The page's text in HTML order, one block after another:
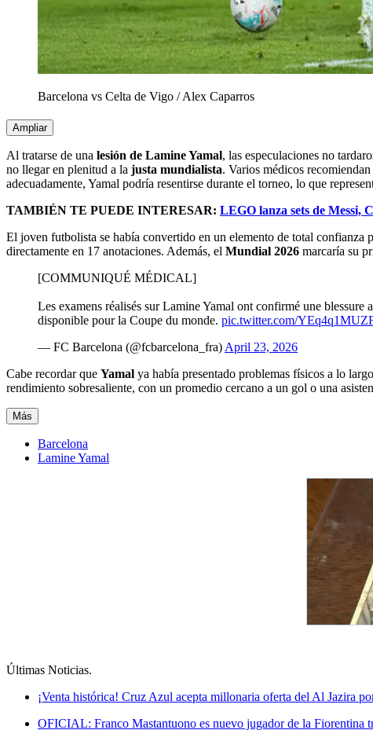
Barcelona vs Celta de Vigo /Alex Caparros
Ampliar
Al tratarse de una lesión de Lamine Yamal, las especulaciones no
no llegar en plenitud a la justa mundialista. Varios médicos
adecuadamente, Yamal podría resentirse durante el torneo, lo que
TAMBIÉN TE PUEDE INTERESAR: LEGO lanza sets de Messi,
El joven futbolista se había convertido en un elemento de total confianza
directamente en 17 anotaciones. Además, el Mundial 2026 marcaría su
[COMMUNIQUÉ MÉDICAL]
Les examens réalisés sur Lamine Yamal ont confirmé une
disponible pour la Coupe du monde. pic.twitter.com/
— FC Barcelona (@fcbarcelona_fra) April 23, 2026
Cabe recordar que Yamal ya había presentado problemas físicos a lo
rendimiento sobresaliente, con un promedio cercano a un gol o una
Más
Barcelona
Lamine Yamal
Últimas Noticias.
¡Venta histórica! Cruz Azul acepta millonaria oferta del Al Jazira
OFICIAL: Franco Mastantuono es nuevo jugador de la Fiorentina